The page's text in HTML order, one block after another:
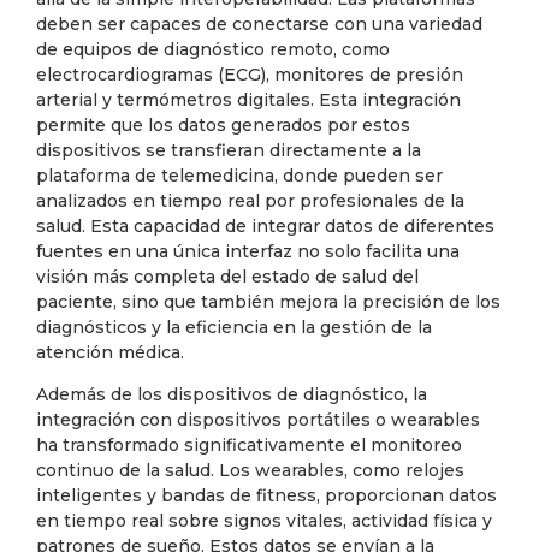
deben ser capaces de conectarse con una variedad
de equipos de diagnóstico remoto, como
electrocardiogramas (ECG), monitores de presión
arterial y termómetros digitales. Esta integración
permite que los datos generados por estos
dispositivos se transfieran directamente a la
plataforma de telemedicina, donde pueden ser
analizados en tiempo real por profesionales de la
salud. Esta capacidad de integrar datos de diferentes
fuentes en una única interfaz no solo facilita una
visión más completa del estado de salud del
paciente, sino que también mejora la precisión de los
diagnósticos y la eficiencia en la gestión de la
atención médica.
Además de los dispositivos de diagnóstico, la
integración con dispositivos portátiles o wearables
ha transformado significativamente el monitoreo
continuo de la salud. Los wearables, como relojes
inteligentes y bandas de fitness, proporcionan datos
en tiempo real sobre signos vitales, actividad física y
patrones de sueño. Estos datos se envían a la